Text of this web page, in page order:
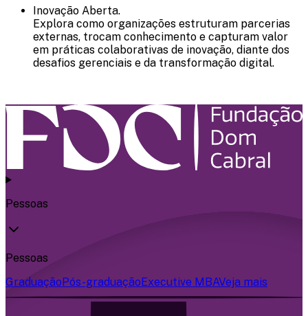
Inovação Aberta.
Explora como organizações estruturam parcerias
externas, trocam conhecimento e capturam valor
em práticas colaborativas de inovação, diante dos
desafios gerenciais e da transformação digital.
Pessoas
Pessoas
GraduaçãoPós-graduaçãoExecutive MBAVeja mais